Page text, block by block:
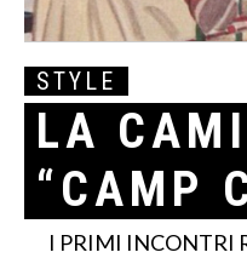
STYLE
LA
“CAMP
I PRIMI INCONTRI